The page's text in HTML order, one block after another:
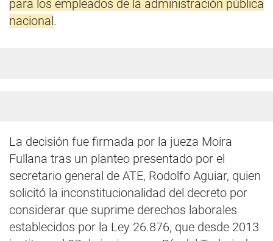
para los empleados de la administración pública
nacional .
La decisión fue firmada por la jueza Moira
Fullana tras un planteo presentado por el
secretario general de ATE, Rodolfo Aguiar, quien
solicitó la inconstitucionalidad del decreto por
considerar que suprime derechos laborales
establecidos por la Ley 26.876, que desde 2013